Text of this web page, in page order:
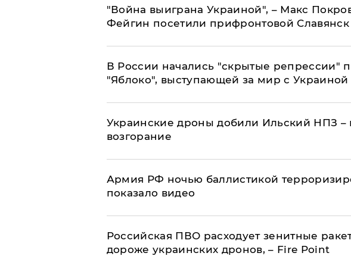
"Война выиграна Украиной", – Макс
Фейгин посетили прифронтовой Славянск
В России начались "скрытые репрессии"
"Яблоко", выступающей за мир с Украиной
Украинские дроны добили Ильский НПЗ –
возгорание
Армия РФ ночью баллистикой
показало видео
Российская ПВО расходует зенитные
дороже украинских дронов, – Fire Point